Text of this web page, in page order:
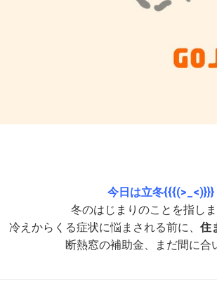
今日は立冬{{{(>_<)}}}
冬のはじまりのことを指しま
冷えからくる症状に悩まされる前に、 住
断熱窓の補助金、まだ間に合